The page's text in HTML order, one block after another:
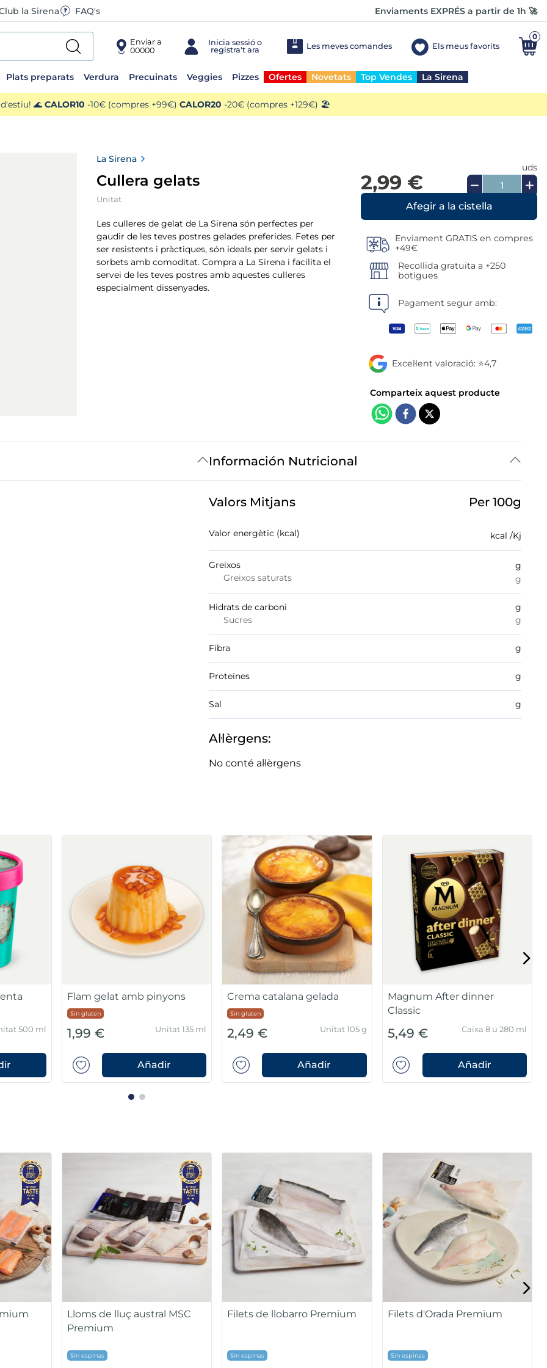
la Sirena FAQ's Enviaments EXPRÉS a partir de 1h 🚀
Enviar a
00000
Les meves comandes Els meus favorits
0
Plats preparats Verdura Precuinats Veggies Pizzes Ofertes Novetats Top Vendes La Sirena
🌊 CALOR10 -10€ (compres +99€) CALOR20 -20€ (compres +129€) 🏖️
La Sirena
Cullera gelats
Unitat
Les culleres de gelat de La Sirena són perfectes per
gaudir de les teves postres gelades preferides. Fetes per
ser resistents i pràctiques, són ideals per servir gelats i
sorbets amb comoditat. Compra a La Sirena i facilita el
servei de les teves postres amb aquestes culleres
especialment dissenyades.
2,99 €
uds
Enviament GRATIS en compres
+49€
Recollida gratuïta a +250
botigues
Pagament segur amb:
Excel·lent valoració: ⭐4,7
Información Nutricional
Valors Mitjans Per 100g
Valor energètic (kcal) kcal /Kj
Greixos
Greixos saturats
g
g
Hidrats de carboni
Sucres
g
g
Fibra g
Proteïnes g
Sal g
Al·lèrgens:
No conté al·lèrgens
Sin gluten
Añadir
Vaset gelat vainilla i xocolata
Sin gluten
Añadir
Terrina Premium Menta
amb xocolata
Añadir
Bogavante
Gamba pelada gran
Gamba Austral mitjana
40/60 peces